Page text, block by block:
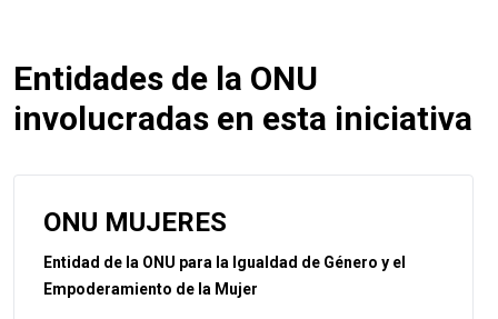
Entidades de la ONU
involucradas en esta iniciativa
ONU MUJERES
Entidad de la ONU para la Igualdad de Género y el
Empoderamiento de la Mujer